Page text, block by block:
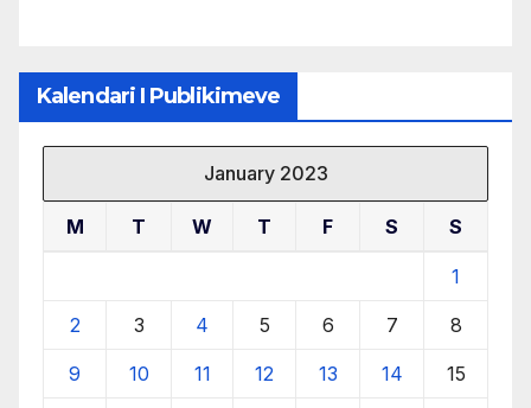
Kalendari I Publikimeve
January 2023
M T W T F S S
1
2 3 4 5 6 7 8
9 10 11 12 13 14 15